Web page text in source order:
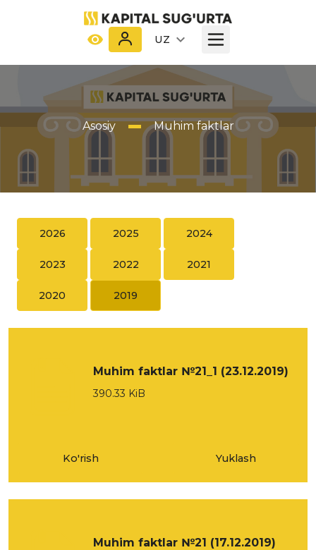
UZ
Asosiy Muhim faktlar
2026 2025 2024
2023 2022 2021
2020 2019
Muhim faktlar №21_1 (23.12.2019)
390.33 KiB
Ko'rish Yuklash
Muhim faktlar №21 (17.12.2019)